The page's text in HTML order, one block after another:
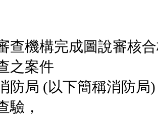
查機構完成圖說審核
之案件
防局 (以下簡稱消防局
驗，